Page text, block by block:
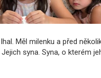
Měl milenku a před
syna. Syna, o kterém